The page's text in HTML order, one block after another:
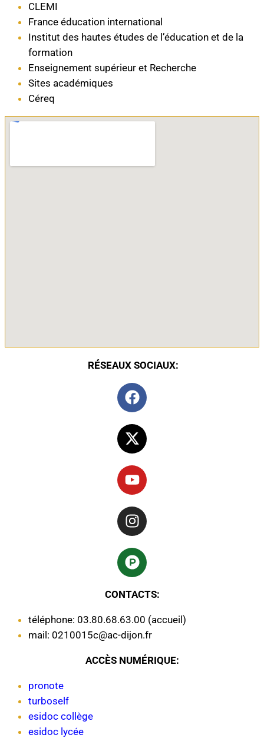
CLEMI
France éducation international
Institut des hautes études de l’éducation et de la
formation
Enseignement supérieur et Recherche
Sites académiques
Céreq
RÉSEAUX SOCIAUX:
CONTACTS:
téléphone: 03.80.68.63.00 (accueil)
mail: 0210015c@ac-dijon.fr
ACCÈS NUMÉRIQUE:
pronote
turboself
esidoc collège
esidoc lycée